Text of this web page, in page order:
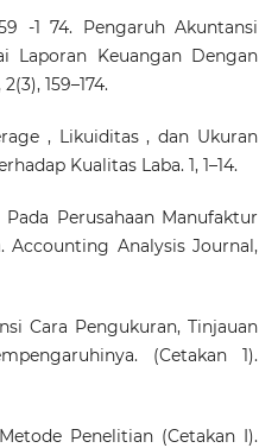
-1 74. Pengaruh Akuntansi
Laporan Keuangan Dengan
159–174.
, Likuiditas , dan Ukuran
Kualitas Laba. 1, 1–14.
Perusahaan Manufaktur
Accounting Analysis Journal,
Cara Pengukuran, Tinjauan
(Cetakan 1).
Penelitian (Cetakan I).